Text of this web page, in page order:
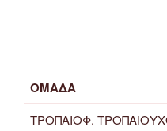
ΟΜΑΔΑ
ΤΡΟΠΑΙΟΦ.